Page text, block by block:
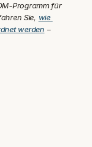
Programm für
Sie, wie
werden –